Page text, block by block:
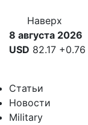
Наверх
8 августа 2026
USD 82.17 +0.76
Статьи
Новости
Military